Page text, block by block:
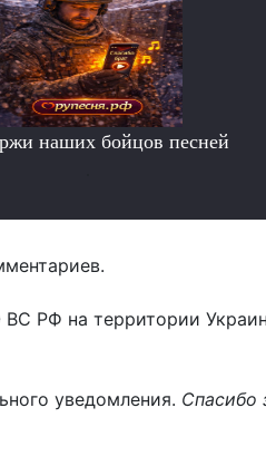
наших бойцов песней
РФ на территории
уведомления. Спасибо